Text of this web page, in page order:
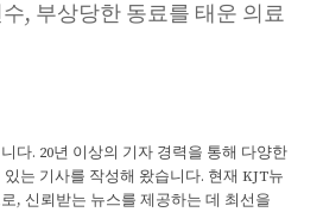
, 부상당한 동료를 태운 의료
다. 20년 이상의 기자 경력을 통해 다양한
는 기사를 작성해 왔습니다. 현재 KJT뉴
, 신뢰받는 뉴스를 제공하는 데 최선을